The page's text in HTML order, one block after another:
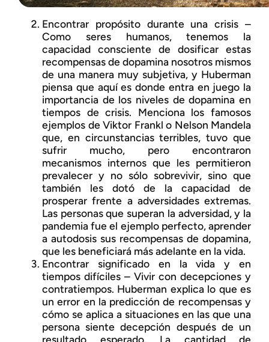
Encontrar propósito durante una crisis –
Como seres humanos, tenemos la
capacidad consciente de dosificar estas
recompensas de dopamina nosotros mismos
de una manera muy subjetiva, y Huberman
piensa que aquí es donde entra en juego la
importancia de los niveles de dopamina en
tiempos de crisis. Menciona los famosos
ejemplos de Viktor Frankl o Nelson Mandela
que, en circunstancias terribles, tuvo que
sufrir mucho, pero encontraron
mecanismos internos que les permitieron
prevalecer y no sólo sobrevivir, sino que
también les dotó de la capacidad de
prosperar frente a adversidades extremas.
Las personas que superan la adversidad, y la
pandemia fue el ejemplo perfecto, aprender
a autodosis sus recompensas de dopamina,
que les beneficiará más adelante en la vida.
Encontrar significado en la vida y en
tiempos difíciles – Vivir con decepciones y
contratiempos. Huberman explica lo que es
un error en la predicción de recompensas y
cómo se aplica a situaciones en las que una
persona siente decepción después de un
resultado esperado. La cantidad de